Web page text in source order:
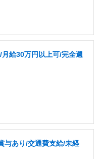
給30万円以上可/完全週
与あり/交通費支給/未経